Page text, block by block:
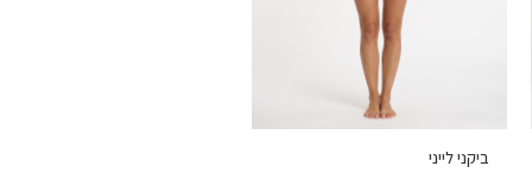
ביקני לייני